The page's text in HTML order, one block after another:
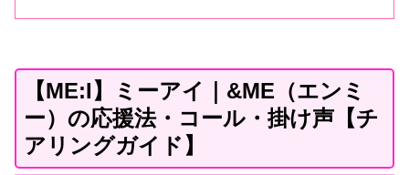
【ME:I】ミーアイ｜&ME（エンミ
ー）の応援法・コール・掛け声【チ
アリングガイド】